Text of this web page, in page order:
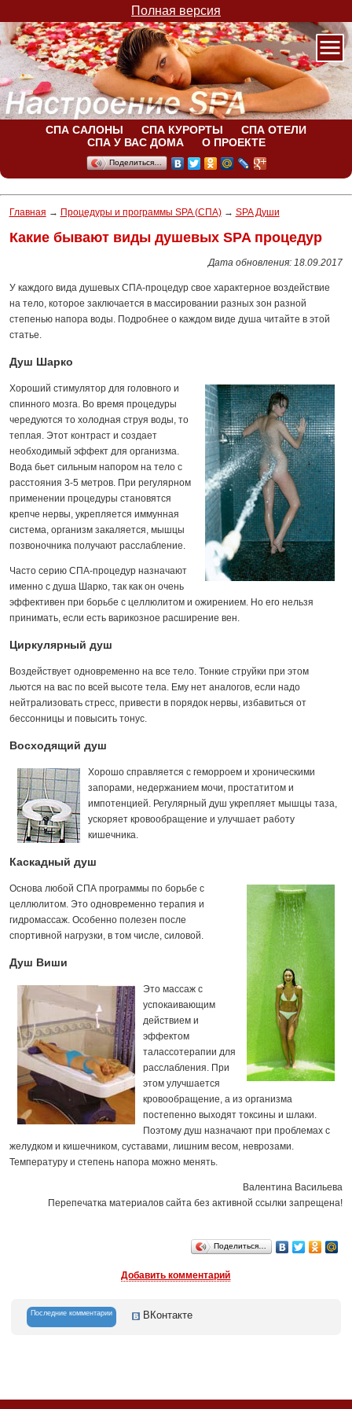
Полная версия
СПА САЛОНЫ СПА КУРОРТЫ
СПА ОТЕЛИ
СПА У ВАС ДОМА
О ПРОЕКТЕ
Поделиться…
Главная → Процедуры и программы SPA (СПА)→ SPA Души
Какие бывают виды душевых SPA процедур
Дата обновления: 18.09.2017
У каждого вида душевых СПА-процедур свое характерное воздействие
на тело, которое заключается в массировании разных зон разной
степенью напора воды. Подробнее о каждом виде душа читайте в этой
статье.
Душ Шарко
Хороший стимулятор для головного и
спинного мозга. Во время процедуры
чередуются то холодная струя воды, то
теплая. Этот контраст и создает
необходимый эффект для организма.
Вода бьет сильным напором на тело с
расстояния 3-5 метров. При регулярном
применении процедуры становятся
крепче нервы, укрепляется иммунная
система, организм закаляется, мышцы
позвоночника получают расслабление.
Часто серию СПА-процедур назначают
именно с душа Шарко, так как он очень
эффективен при борьбе с целлюлитом и ожирением. Но его нельзя
принимать, если есть варикозное расширение вен.
Циркулярный душ
Воздействует одновременно на все тело. Тонкие струйки при этом
льются на вас по всей высоте тела. Ему нет аналогов, если надо
нейтрализовать стресс, привести в порядок нервы, избавиться от
бессонницы и повысить тонус.
Восходящий душ
Хорошо справляется с геморроем и хроническими
запорами, недержанием мочи, простатитом и
импотенцией. Регулярный душ укрепляет мышцы таза,
ускоряет кровообращение и улучшает работу
кишечника.
Каскадный душ
Основа любой СПА программы по борьбе с
целлюлитом. Это одновременно терапия и
гидромассаж. Особенно полезен после
спортивной нагрузки, в том числе, силовой.
Душ Виши
Это массаж с
успокаивающим
действием и
эффектом
талассотерапии для
расслабления. При
этом улучшается
кровообращение, а из организма
постепенно выходят токсины и шлаки.
Поэтому душ назначают при проблемах с
желудком и кишечником, суставами, лишним весом, неврозами.
Температуру и степень напора можно менять.
Валентина Васильева
Перепечатка материалов сайта без активной ссылки запрещена!
Поделиться…
Добавить комментарий
Последние комментарии ВКонтакте